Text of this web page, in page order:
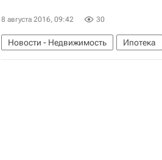
8 августа 2016, 09:42 30
Новости - Недвижимость Ипотека